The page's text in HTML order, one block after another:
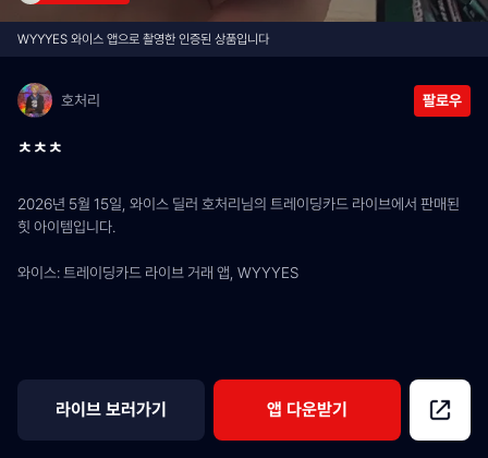
WYYYES 와이스 앱으로 촬영한 인증된 상품입니다
호처리 팔로우
ㅊㅊㅊ
2026년 5월 15일, 와이스 딜러 호처리님의 트레이딩카드 라이브에서 판매된
힛 아이템입니다.
와이스: 트레이딩카드 라이브 거래 앱, WYYYES
라이브 보러가기 앱 다운받기